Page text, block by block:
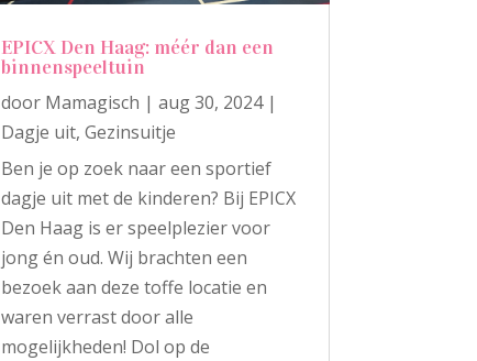
EPICX Den Haag: méér dan een
binnenspeeltuin
door Mamagisch | aug 30, 2024|
Dagje uit, Gezinsuitje
Ben je op zoek naar een sportief
dagje uit met de kinderen? Bij EPICX
Den Haag is er speelplezier voor
jong én oud. Wij brachten een
bezoek aan deze toffe locatie en
waren verrast door alle
mogelijkheden! Dol op de